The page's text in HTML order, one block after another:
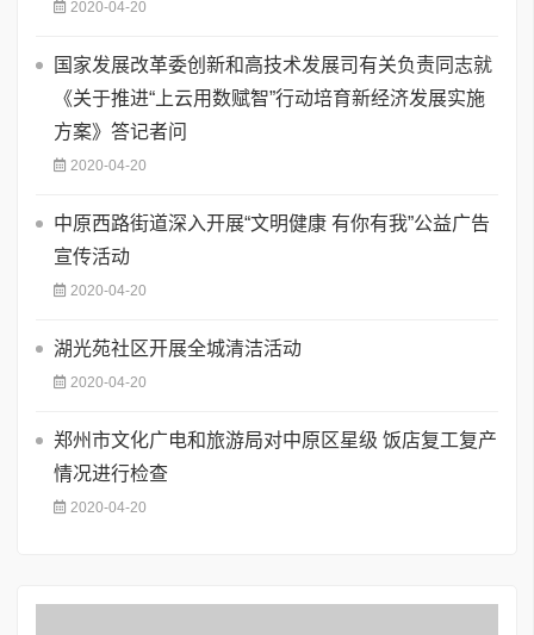
2020-04-20
国家发展改革委创新和高技术发展司有关负责同志就
《关于推进“上云用数赋智”行动培育新经济发展实施
方案》答记者问
2020-04-20
中原西路街道深入开展“文明健康 有你有我”公益广告
宣传活动
2020-04-20
湖光苑社区开展全城清洁活动
2020-04-20
郑州市文化广电和旅游局对中原区星级 饭店复工复产
情况进行检查
2020-04-20